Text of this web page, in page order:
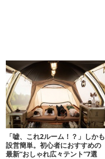
「嘘、これ2ルーム！？」しかも
設営簡単。初心者におすすめの
最新“おしゃれ広々テント”7選